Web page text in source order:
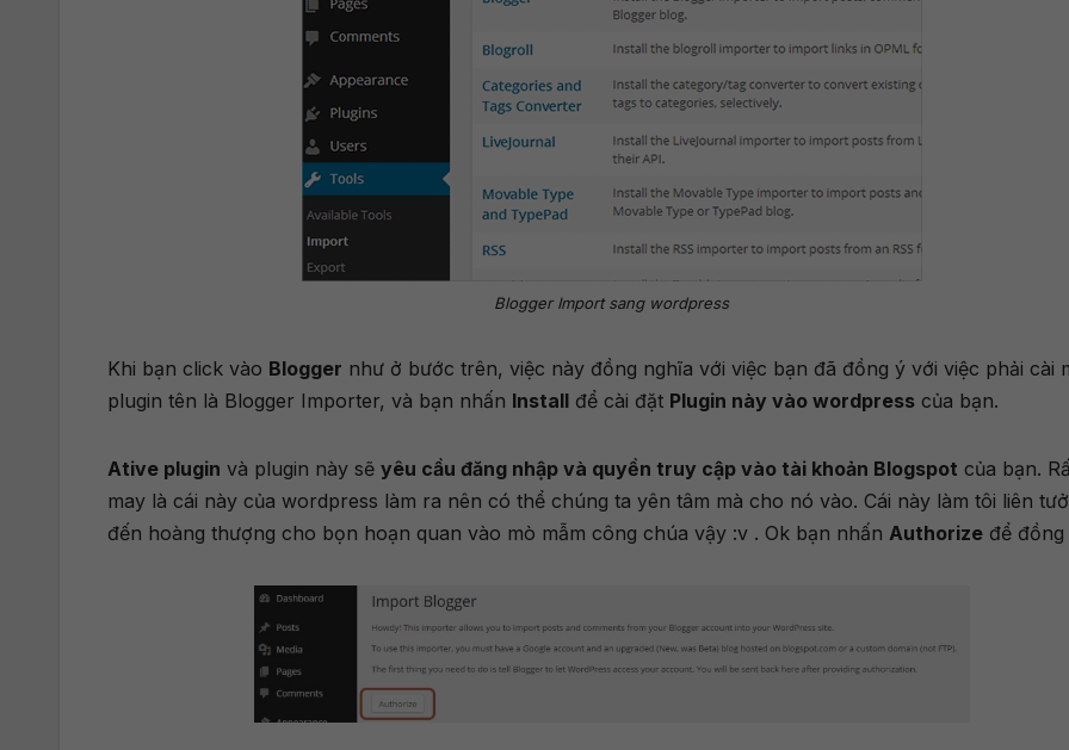
Blogger Import sang wordpress
Khi bạn click vào Blogger như ở bước trên, việc này đồng nghĩa với việc bạn đã đồng ý với việc phải cài
plugin tên là Blogger Importer, và bạn nhấn Install để cài đặt Plugin này vào wordpress của bạn.
Ative plugin và plugin này sẽ yêu cầu đăng nhập và quyền truy cập vào tài khoản Blogspot của bạn.
may là cái này của wordpress làm ra nên có thể chúng ta yên tâm mà cho nó vào. Cái này làm tôi liên
đến hoàng thượng cho bọn hoạn quan vào mò mẫm công chúa vậy :v . Ok bạn nhấn Authorize để đồng